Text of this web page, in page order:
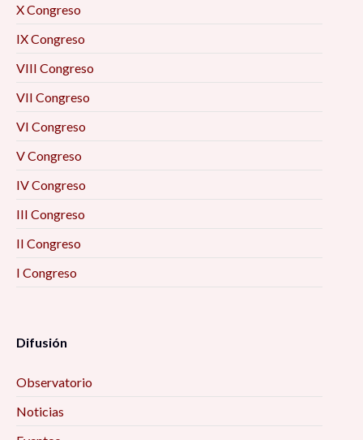
X Congreso
IX Congreso
VIII Congreso
VII Congreso
VI Congreso
V Congreso
IV Congreso
III Congreso
II Congreso
I Congreso
Difusión
Observatorio
Noticias